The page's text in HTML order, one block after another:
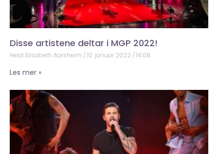
Disse artistene deltar i MGP 2022!
Heidi Elisabeth Aarsheim 10. januar 2022 14:08
Les mer »